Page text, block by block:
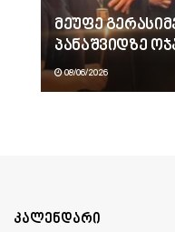
მეუფე
პანაშვიდზე
08/06/2026
კალენდარი